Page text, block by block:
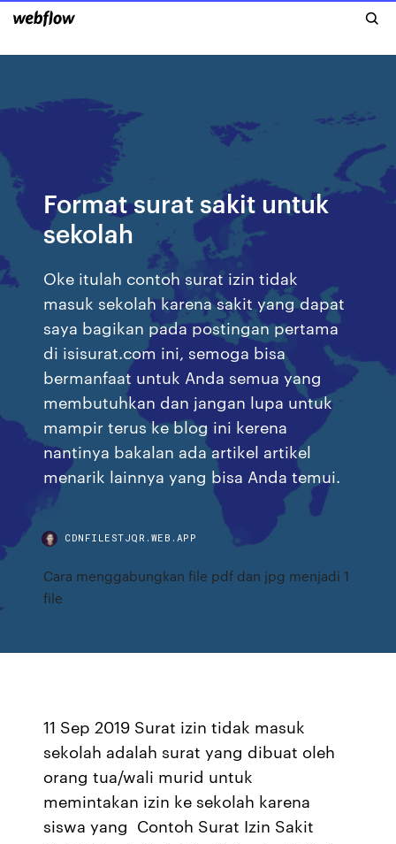
Format surat sakit untuk
sekolah
Oke itulah contoh surat izin tidak
masuk sekolah karena sakit yang dapat
saya bagikan pada postingan pertama
di isisurat.com ini, semoga bisa
bermanfaat untuk Anda semua yang
membutuhkan dan jangan lupa untuk
mampir terus ke blog ini kerena
nantinya bakalan ada artikel artikel
menarik lainnya yang bisa Anda temui.
CDNFILESTJQR.WEB.APP
Cara menggabungkan file pdf dan jpg menjadi 1
file
11 Sep 2019 Surat izin tidak masuk
sekolah adalah surat yang dibuat oleh
orang tua/wali murid untuk
memintakan izin ke sekolah karena
siswa yang Contoh Surat Izin Sakit